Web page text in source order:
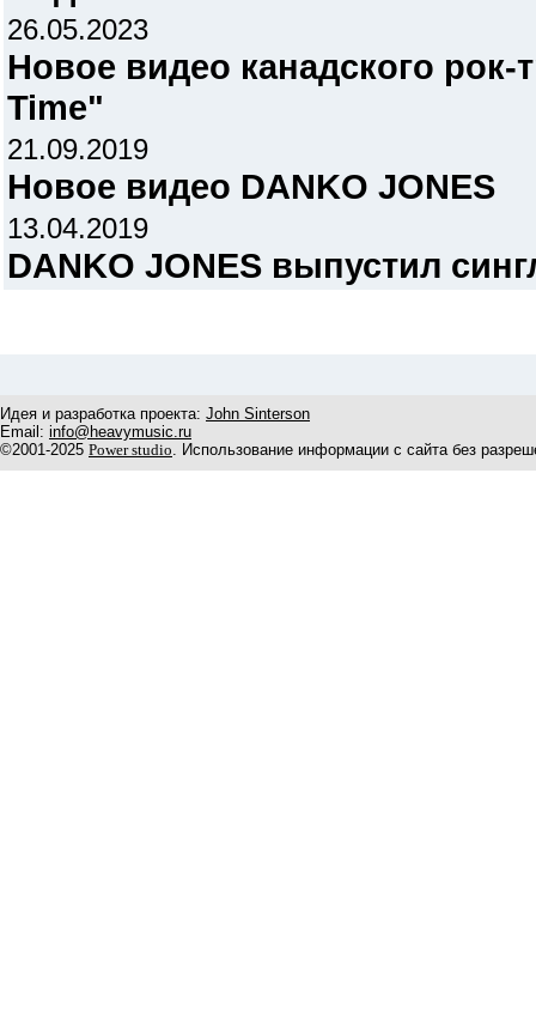
26.05.2023
Новое видео канадского рок-
Time"
21.09.2019
Новое видео DANKO JONES
13.04.2019
DANKO JONES выпустил
Идея и разработка проекта: John Sinterson
Email: info@heavymusic.ru
©2001-2025 Power studio. Использование информации с сайта без